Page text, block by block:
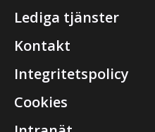
Lediga tjänster
Kontakt
Integritetspolicy
Cookies